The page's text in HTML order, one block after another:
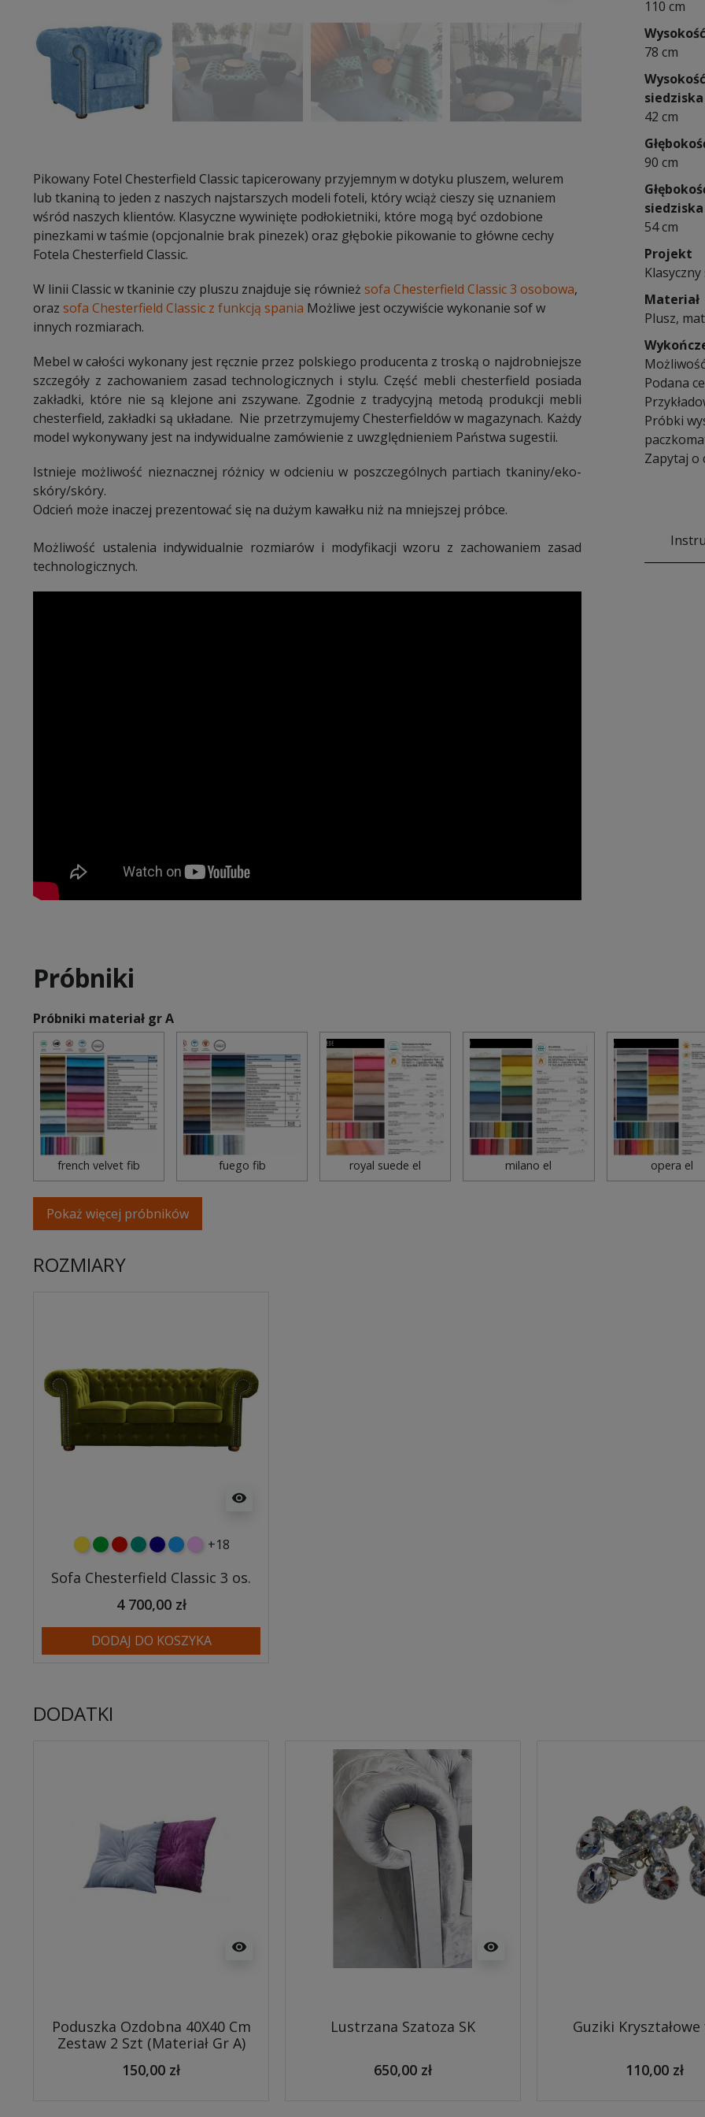
Pikowany Fotel Chesterfield Classic tapicerowany przyjemnym w dotyku pluszem, welurem
lub tkaniną to jeden z naszych najstarszych modeli foteli, który wciąż cieszy się uznaniem
wśród naszych klientów. Klasyczne wywinięte podłokietniki, które mogą być ozdobione
pinezkami w taśmie (opcjonalnie brak pinezek) oraz głębokie pikowanie to główne cechy
Fotela Chesterfield Classic.
W linii Classic w tkaninie czy pluszu znajduje się również sofa Chesterfield Classic 3 osobowa,
oraz sofa Chesterfield Classic z funkcją spania Możliwe jest oczywiście wykonanie sof w
innych rozmiarach.
Mebel w całości wykonany jest ręcznie przez polskiego producenta z troską o najdrobniejsze
szczegóły z zachowaniem zasad technologicznych i stylu. Część mebli chesterfield posiada
zakładki, które nie są klejone ani zszywane. Zgodnie z tradycyjną metodą produkcji mebli
chesterfield, zakładki są układane. Nie przetrzymujemy Chesterfieldów w magazynach. Każdy
model wykonywany jest na indywidualne zamówienie z uwzględnieniem Państwa sugestii.
Istnieje możliwość nieznacznej różnicy w odcieniu w poszczególnych partiach tkaniny/eko-
skóry/skóry.
Odcień może inaczej prezentować się na dużym kawałku niż na mniejszej próbce.
Możliwość ustalenia indywidualnie rozmiarów i modyfikacji wzoru z zachowaniem zasad
technologicznych.
110 cm
Wysokość
78 cm
Wysokość
siedziska
42 cm
90 cm
siedziska
54 cm
Projekt
Materiał
Plusz,
Podana
Próbki
Zapytaj o
Próbniki
Próbniki materiał gr A
french velvet fib fuego fib royal suede el milano el opera el
Pokaż więcej próbników
ROZMIARY
visibility
żółtyzielonyczerwony
turkusowy
granatowy
niebieski
różowy
+18
Sofa Chesterfield Classic 3 os.
4 700,00 zł
DODAJ DO KOSZYKA
DODATKI
visibility
Poduszka Ozdobna 40X40 Cm
Zestaw 2 Szt (Materiał Gr A)
150,00 zł
visibility
Lustrzana Szatoza SK
650,00 zł
Guziki
110,00 zł